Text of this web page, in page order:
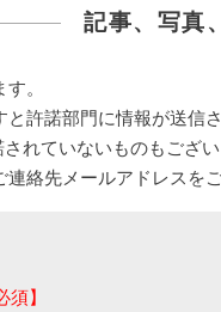
記事、写真
。
許諾部門に情報が送信
れていないものもござ
連絡先メールアドレスを
須】